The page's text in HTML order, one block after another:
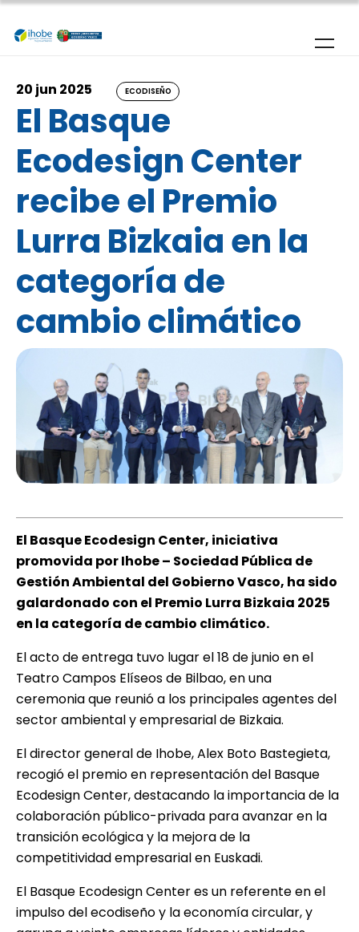
Pasar al contenido principal
20 jun 2025 ECODISEÑO
El Basque
Ecodesign Center
recibe el Premio
Lurra Bizkaia en la
categoría de
cambio climático
El Basque Ecodesign Center, iniciativa
promovida por Ihobe – Sociedad Pública de
Gestión Ambiental del Gobierno Vasco, ha sido
galardonado con el Premio Lurra Bizkaia 2025
en la categoría de cambio climático.
El acto de entrega tuvo lugar el 18 de junio en el
Teatro Campos Elíseos de Bilbao, en una
ceremonia que reunió a los principales agentes del
sector ambiental y empresarial de Bizkaia.
El director general de Ihobe, Alex Boto Bastegieta,
recogió el premio en representación del Basque
Ecodesign Center, destacando la importancia de la
colaboración público-privada para avanzar en la
transición ecológica y la mejora de la
competitividad empresarial en Euskadi.
El Basque Ecodesign Center es un referente en el
impulso del ecodiseño y la economía circular, y